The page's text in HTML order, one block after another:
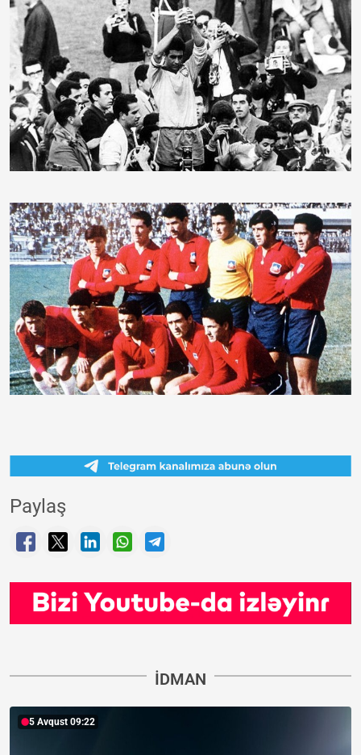
Paylaş
İDMAN
5 Avqust 09:22